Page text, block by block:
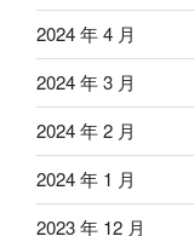
2024 年 4 月
2024 年 3 月
2024 年 2 月
2024 年 1 月
2023 年 12 月